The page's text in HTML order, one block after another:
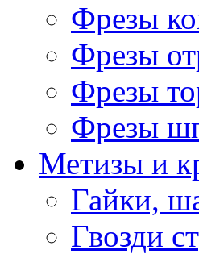
Фрезы
Фрезы
Фрезы
Фрезы
Метизы и
Гайки,
Гвозди